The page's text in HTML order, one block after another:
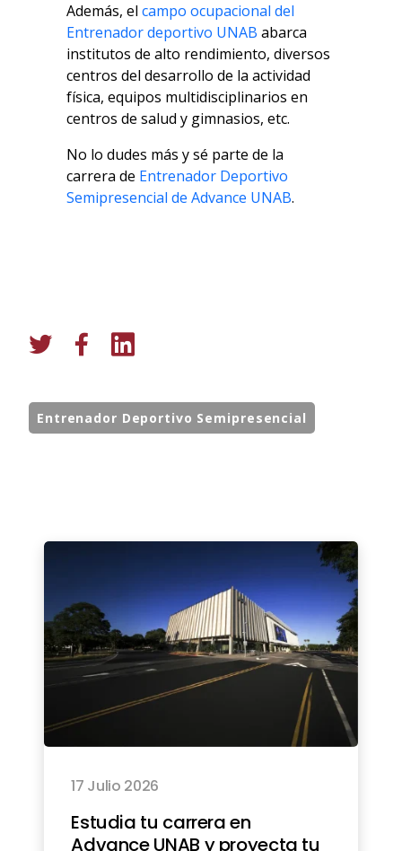
Además, el campo ocupacional del
Entrenador deportivo UNAB abarca
institutos de alto rendimiento, diversos
centros del desarrollo de la actividad
física, equipos multidisciplinarios en
centros de salud y gimnasios, etc.
No lo dudes más y sé parte de la
carrera de Entrenador Deportivo
Semipresencial de Advance UNAB.
Entrenador Deportivo Semipresencial
17 Julio 2026
Estudia tu carrera en
Advance UNAB y proyecta tu